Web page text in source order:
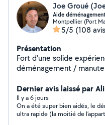
Joe Groué
Aide
Montpellier (Port
5/5 (108
Présentation
Fort d'une solide
déménagement /
moment, je me tiens prêt
N'hésitez pas à me
Dernier avis laissé par
Il y a 6 jours
On a été super bien aidés, le
ultra rapide (la moitié de